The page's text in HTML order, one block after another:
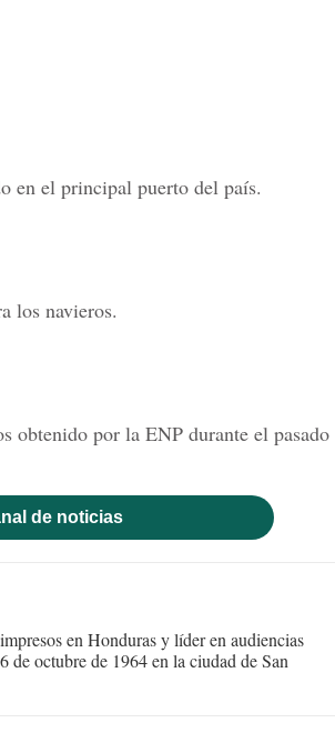
en el principal puerto del país.
los navieros.
obtenido por la ENP durante el pasado
de noticias
en Honduras y líder en audiencias
de octubre de 1964 en la ciudad de San